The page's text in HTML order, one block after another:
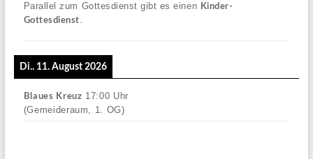
Parallel zum Gottesdienst gibt es einen Kinder-
Gottesdienst.
Di.. 11. August 2026
Blaues Kreuz 17:00 Uhr
(Gemeideraum, 1. OG)